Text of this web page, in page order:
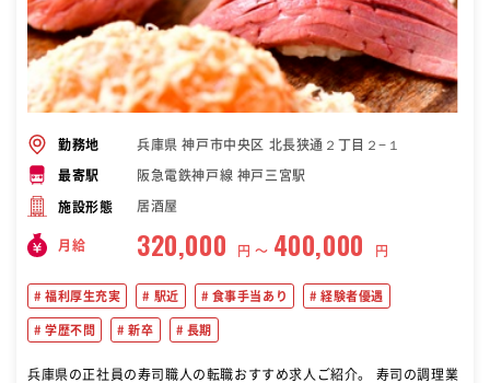
勤務地 兵庫県 神戸市中央区 北長狭通２丁目２−１
最寄駅 阪急電鉄神戸線 神戸三宮駅
施設形態 居酒屋
月給 320,000 円 〜 400,000 円
福利厚生充実 駅近 食事手当あり 経験者優遇
学歴不問 新卒 長期
兵庫県の正社員の寿司職人の転職おすすめ求人ご紹介。 寿司の調理業